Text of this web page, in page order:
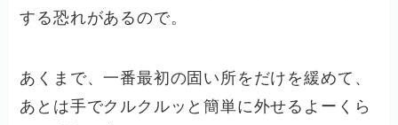
する恐れがあるので。
あくまで、一番最初の固い所をだけを緩めて、
あとは手でクルクルッと簡単に外せるよーくら